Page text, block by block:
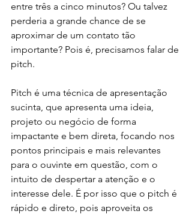
entre três a cinco minutos? Ou talvez
perderia a grande chance de se
aproximar de um contato tão
importante? Pois é, precisamos falar de
pitch.
Pitch é uma técnica de apresentação
sucinta, que apresenta uma ideia,
projeto ou negócio de forma
impactante e bem direta, focando nos
pontos principais e mais relevantes
para o ouvinte em questão, com o
intuito de despertar a atenção e o
interesse dele. É por isso que o pitch é
rápido e direto, pois aproveita os